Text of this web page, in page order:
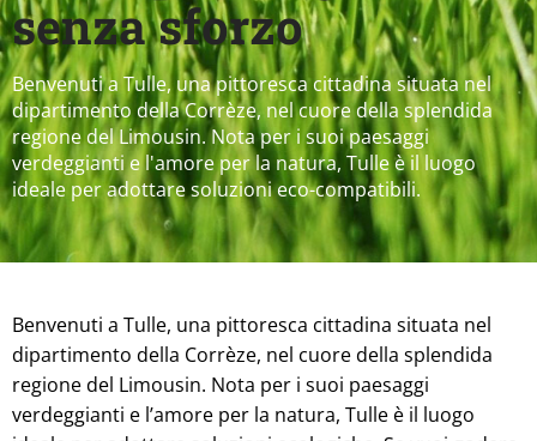
senza sforzo
Benvenuti a Tulle, una pittoresca cittadina situata nel
dipartimento della Corrèze, nel cuore della splendida
regione del Limousin. Nota per i suoi paesaggi
verdeggianti e l'amore per la natura, Tulle è il luogo
ideale per adottare soluzioni eco-compatibili.
Benvenuti a Tulle, una pittoresca cittadina situata nel
dipartimento della Corrèze, nel cuore della splendida
regione del Limousin. Nota per i suoi paesaggi
verdeggianti e l’amore per la natura, Tulle è il luogo